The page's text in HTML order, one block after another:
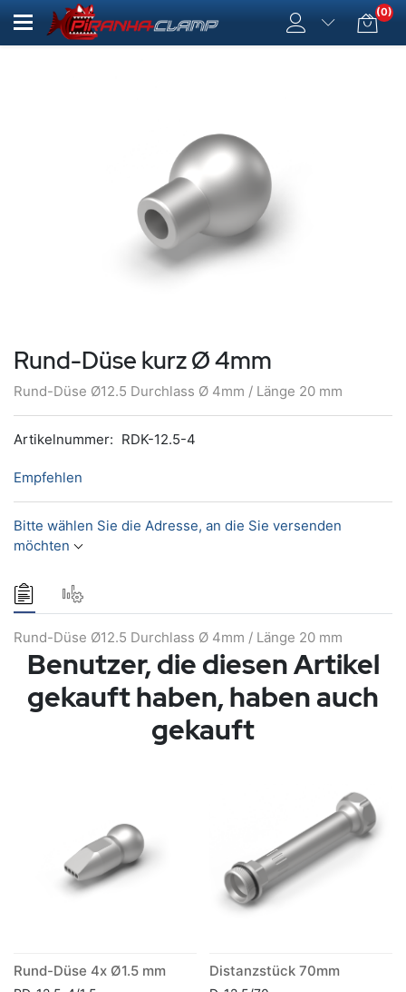
(0)
Rund-Düse kurz Ø 4mm
Rund-Düse Ø12.5 Durchlass Ø 4mm / Länge 20 mm
Artikelnummer: RDK-12.5-4
Empfehlen
Bitte wählen Sie die Adresse, an die Sie versenden
möchten
Rund-Düse Ø12.5 Durchlass Ø 4mm / Länge 20 mm
Benutzer, die diesen Artikel
gekauft haben, haben auch
gekauft
Rund-Düse 4x Ø1.5 mm Distanzstück 70mm